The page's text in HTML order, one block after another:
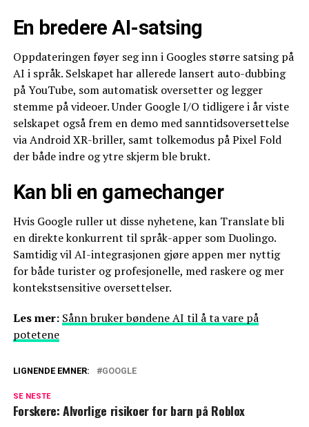
En bredere AI-satsing
Oppdateringen føyer seg inn i Googles større satsing på
AI i språk. Selskapet har allerede lansert auto-dubbing
på YouTube, som automatisk oversetter og legger
stemme på videoer. Under Google I/O tidligere i år viste
selskapet også frem en demo med sanntidsoversettelse
via Android XR-briller, samt tolkemodus på Pixel Fold
der både indre og ytre skjerm ble brukt.
Kan bli en gamechanger
Hvis Google ruller ut disse nyhetene, kan Translate bli
en direkte konkurrent til språk-apper som Duolingo.
Samtidig vil AI-integrasjonen gjøre appen mer nyttig
for både turister og profesjonelle, med raskere og mer
kontekstsensitive oversettelser.
Les mer: Sånn bruker bøndene AI til å ta vare på
potetene
LIGNENDE EMNER: GOOGLE
SE NESTE
Forskere: Alvorlige risikoer for barn på Roblox